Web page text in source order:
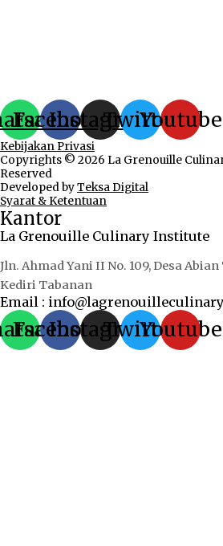
Facebook
Instagram
TwitterYoutube
Kebijakan Privasi
Copyrights © 2026 La Grenouille
Reserved
Developed byTeksa Digital
Syarat & Ketentuan
Kantor
La Grenouille Culinary Institute
Jln. Ahmad Yani II No. 109, Desa
Kediri Tabanan
Email :
Facebook
Instagram
TwitterYoutube